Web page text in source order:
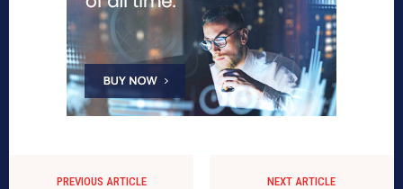
PREVIOUS ARTICLE NEXT ARTICLE